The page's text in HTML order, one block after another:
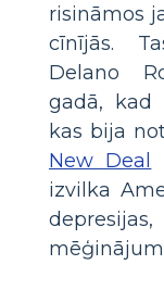
risināmos
cīnījās.
Delano
gadā, kad
kas bija
New Deal
izvilka